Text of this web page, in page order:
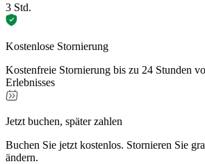
3 Std.
Kostenlose Stornierung
Kostenfreie Stornierung bis zu 24 Stunden
Erlebnisses
Jetzt buchen, später zahlen
Buchen Sie jetzt kostenlos. Stornieren Sie
ändern.